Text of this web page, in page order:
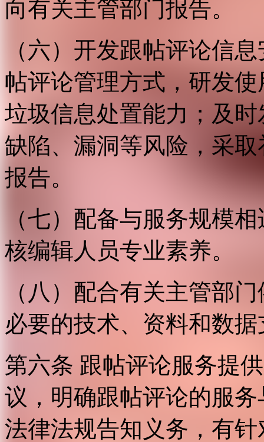
向有关主管部门报告。
（六）开发跟帖评论信
帖评论管理方式，研发
垃圾信息处置能力；及
缺陷、漏洞等风险，采
报告。
（七）配备与服务规模
核编辑人员专业素养。
（八）配合有关主管部
必要的技术、资料和数
第六条 跟帖评论服务提
议，明确跟帖评论的服
法律法规告知义务，有